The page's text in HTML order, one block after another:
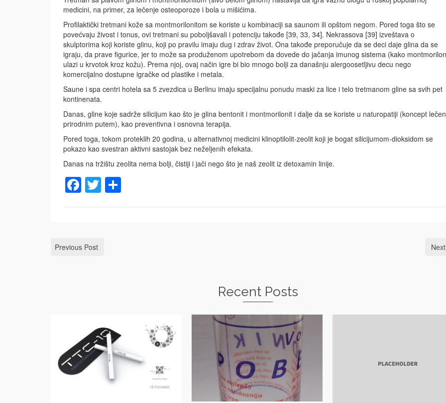
medicini, na primer, za lečenje osteoporoze i bola u mišićima.
Profilaktički tretmani kože sa montmorilonitom se koriste u kombinaciji sa saunom ili opštom negom. Pored toga što se
povećvaju živost i tonus, ovi tretmani su poboljšavali i potenciju takođe [39, 33, 34]. Nekrassova [39] izveštava o
skulptorima koji koriste glinu, koji po pravilu imaju dug i zdrav život. Ona takođe preporučuje da se deci daje glina da se
igraju, da prave figurice, jer to može sa produženom upotrebom da dovede do jačanja imunog sistema (kako
ulazi u krvotok kroz kožu). Prema njoj, ovaj način igre bi bio mnogo bolji za današnju alergoosetljivu decu nego
komercijalno dostupne igračke od plastike i metala.
Saune i spa centri hotela sa 5 zvezdica u Berlinu imaju specijalnu ponudu maski za lice i telo tretmanom gline sa svih pet
kontinenata.
Danas, gline koje sadrže silicijum kao što je glina bentonit i montmorilonit i dalje da se koriste u naturopatiji (koncept
prirodnim putem), kao preventivna i osnovna terapija.
Pored toga, tokom proteklih 20 godina, u alternativnoj medicini klinoptilolit-zeolit koji je bogat silicijumom-dioksidom se
pokazo kao svestran aktivni sastojak bez neželjenih efekata.
Danas na tržištu zeolita nema bolji, čistiji i jači nego što je naš zeolit iz detoxamin linije.
Facebook
Twitter
Previous Post
Recent Posts